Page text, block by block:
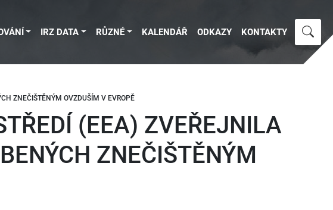
IRZ DATA RŮZNÉ KALENDÁŘ ODKAZY KONTAKTY
ZNEČIŠTĚNÝM OVZDUŠÍM V EVROPĚ
(EEA) ZVEŘEJNILA
ZNEČIŠTĚNÝM